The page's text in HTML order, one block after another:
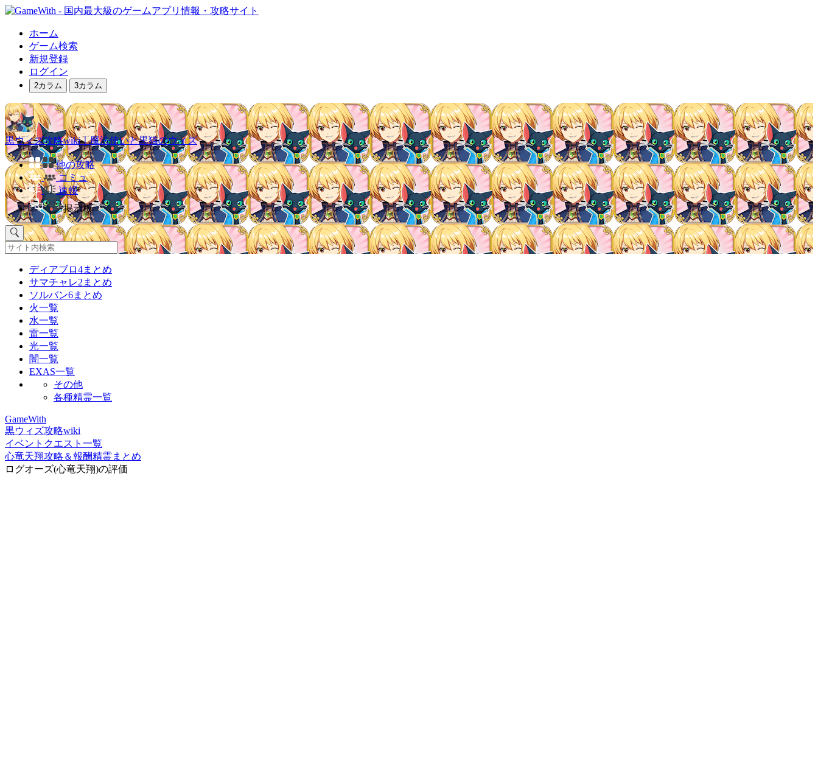
ホーム
ゲーム検索
新規登録
ログイン
2カラム 3カラム
黒ウィズ攻略wiki｜魔法使いと黒猫のウィズ
他の攻略
コミュ
速報
掲示板
ディアブロ4まとめ
サマチャレ2まとめ
ソルバン6まとめ
火一覧
水一覧
雷一覧
光一覧
闇一覧
EXAS一覧
その他
各種精霊一覧
GameWith
黒ウィズ攻略wiki
イベントクエスト一覧
心竜天翔攻略＆報酬精霊まとめ
ログオーズ(心竜天翔)の評価